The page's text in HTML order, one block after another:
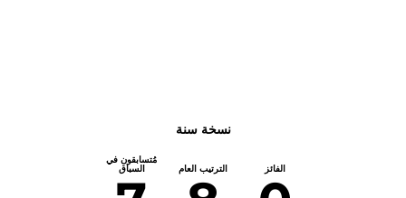
نسخة سنة
الفائز الترتيب العام
مُتسابقون في
السباق